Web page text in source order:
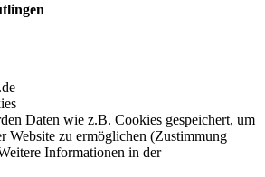
Daten wie z.B. Cookies gespeichert, um
Website zu ermöglichen (Zustimmung
Informationen in der